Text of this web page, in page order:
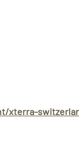
xterra-